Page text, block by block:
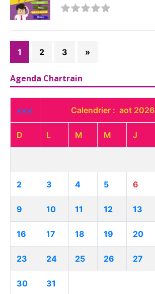
1 2 3 »
Agenda Chartrain
<<< Calendrier : aot 2026
D L M M J
2 3 4 5 6
9 10 11 12 13
16 17 18 19 20
23 24 25 26 27
30 31